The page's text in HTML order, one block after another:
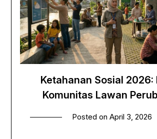
Ketahanan Sosial 2026:
Komunitas Lawan
Posted on April 3, 2026